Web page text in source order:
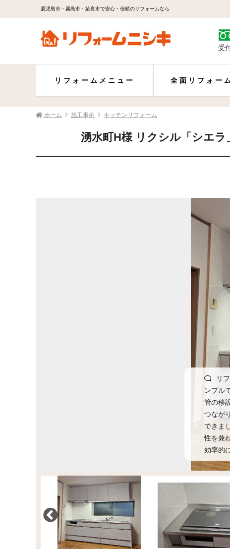
鹿児島市・霧島市・姶良市で安心・信頼のリフォームなら
受
リフォームメニュー 全面リフォーム
ホーム 施工事例 キッチンリフォーム
湧水町H様 リクシル「シエラ
リ
ンプル
管の移
つなが
できま
性を兼
効率的